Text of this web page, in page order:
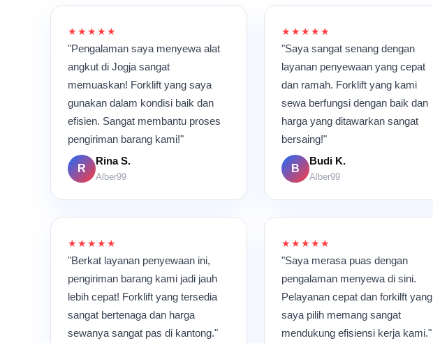
★★★★★
"Pengalaman saya menyewa alat
angkut di Jogja sangat
memuaskan! Forklift yang saya
gunakan dalam kondisi baik dan
efisien. Sangat membantu proses
pengiriman barang kami!"
R
Rina S.
Alber99
★★★★★
"Saya sangat senang dengan
layanan penyewaan yang cepat
dan ramah. Forklift yang kami
sewa berfungsi dengan baik dan
harga yang ditawarkan sangat
bersaing!"
B
Budi K.
Alber99
★★★★★
"Berkat layanan penyewaan ini,
pengiriman barang kami jadi jauh
lebih cepat! Forklift yang tersedia
sangat bertenaga dan harga
sewanya sangat pas di kantong."
★★★★★
"Saya merasa puas dengan
pengalaman menyewa di sini.
Pelayanan cepat dan forkilft yang
saya pilih memang sangat
mendukung efisiensi kerja kami."